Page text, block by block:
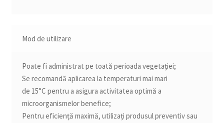
Mod de utilizare
Poate fi administrat pe toată perioada vegetației;
Se recomandă aplicarea la temperaturi mai mari
de 15°C pentru a asigura activitatea optimă a
microorganismelor benefice;
Pentru eficiență maximă, utilizați produsul preventiv sau